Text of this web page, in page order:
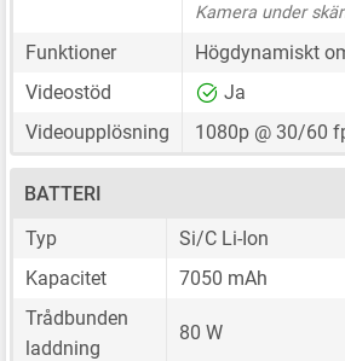
Kamera under
Funktioner
Högdynamiskt
Videostöd
Ja
Videoupplösning
1080p @ 30/60
BATTERI
Typ
Si/C Li-Ion
Kapacitet
7050 mAh
Trådbunden
laddning
80 W